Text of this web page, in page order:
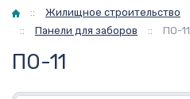
Главная
:: Жилищное строительство
::
Панели для заборов :: ПО-11
ПО-11